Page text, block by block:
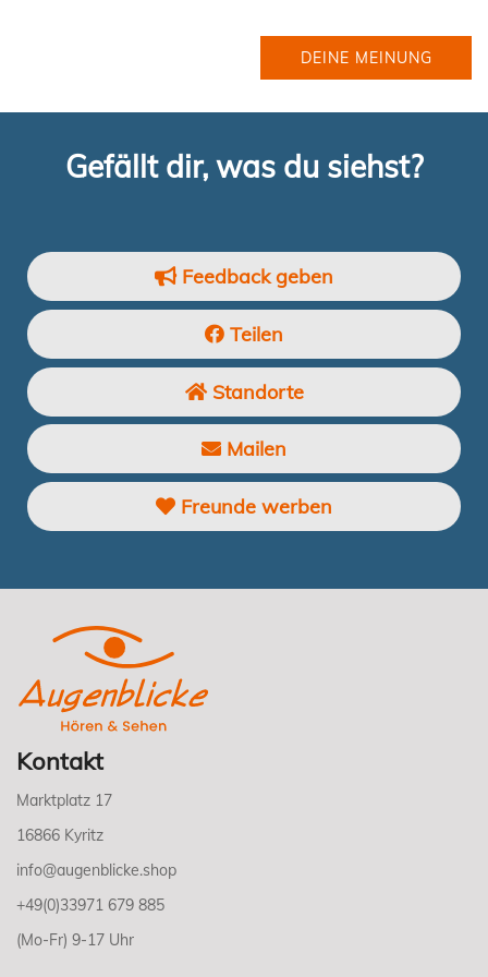
DEINE MEINUNG
Gefällt dir, was du siehst?
Feedback geben
Teilen
Standorte
Mailen
Freunde werben
Kontakt
Marktplatz 17
16866 Kyritz
info@augenblicke.shop
+49(0)33971 679 885
(Mo-Fr) 9-17 Uhr